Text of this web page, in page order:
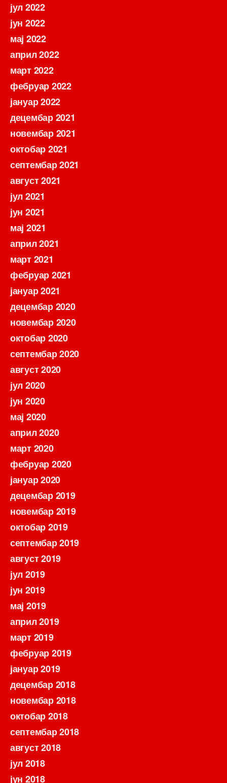
јул 2022
јун 2022
мај 2022
април 2022
март 2022
фебруар 2022
јануар 2022
децембар 2021
новембар 2021
октобар 2021
септембар 2021
август 2021
јул 2021
јун 2021
мај 2021
април 2021
март 2021
фебруар 2021
јануар 2021
децембар 2020
новембар 2020
октобар 2020
септембар 2020
август 2020
јул 2020
јун 2020
мај 2020
април 2020
март 2020
фебруар 2020
јануар 2020
децембар 2019
новембар 2019
октобар 2019
септембар 2019
август 2019
јул 2019
јун 2019
мај 2019
април 2019
март 2019
фебруар 2019
јануар 2019
децембар 2018
новембар 2018
октобар 2018
септембар 2018
август 2018
јул 2018
јун 2018